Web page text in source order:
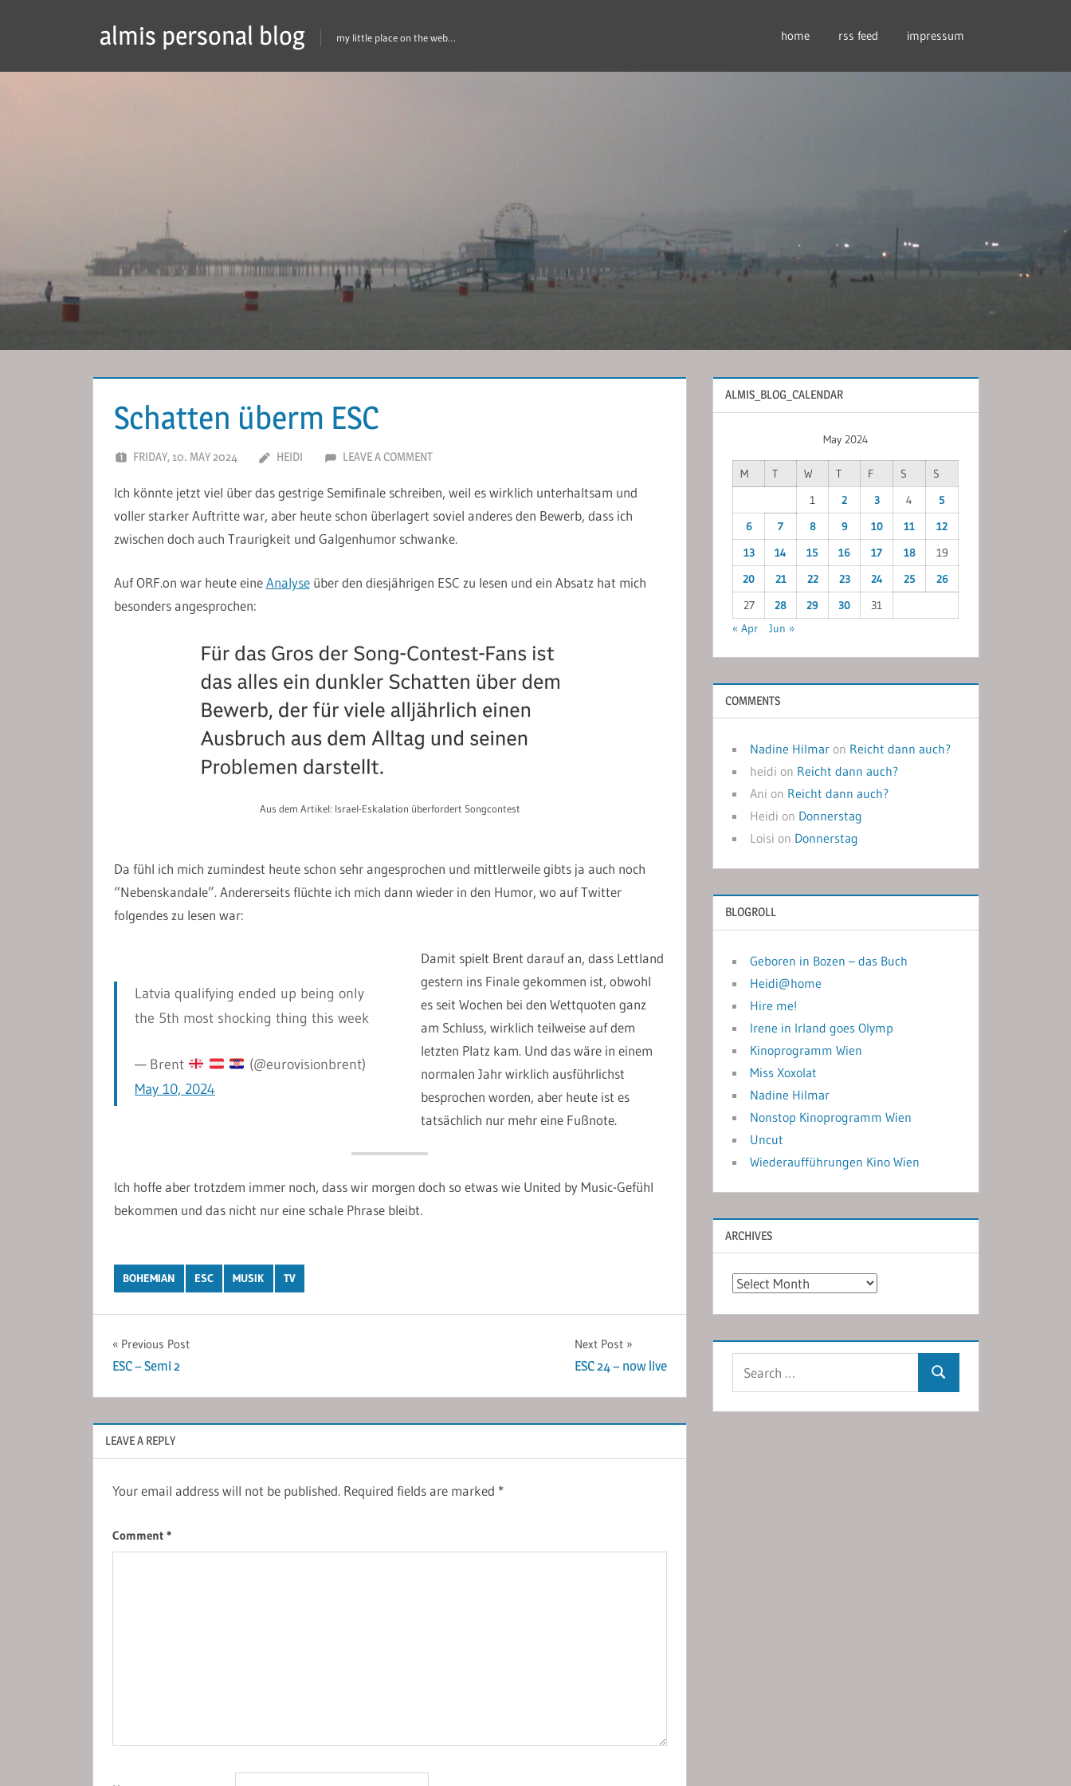
almis personal blog my little place on the web… home rss feed impressum
Schatten überm ESC
FRIDAY, 10. MAY 2024 HEIDI LEAVE A COMMENT
Ich könnte jetzt viel über das gestrige Semifinale schreiben, weil es wirklich unterhaltsam und
voller starker Auftritte war, aber heute schon überlagert soviel anderes den Bewerb, dass ich
zwischen doch auch Traurigkeit und Galgenhumor schwanke.
Auf ORF.on war heute eineAnalyseüber den diesjährigen ESC zu lesen und ein Absatz hat mich
besonders angesprochen:
Aus dem Artikel: Israel-Eskalation überfordert Songcontest
Da fühl ich mich zumindest heute schon sehr angesprochen und mittlerweile gibts ja auch noch
“Nebenskandale”. Andererseits flüchte ich mich dann wieder in den Humor, wo auf Twitter
folgendes zu lesen war:
Latvia qualifying ended up being only
the 5th most shocking thing this week
— Brent
(@eurovisionbrent)
May 10, 2024
Damit spielt Brent darauf an, dass Lettland
gestern ins Finale gekommen ist, obwohl
es seit Wochen bei den Wettquoten ganz
am Schluss, wirklich teilweise auf dem
letzten Platz kam. Und das wäre in einem
normalen Jahr wirklich ausführlichst
besprochen worden, aber heute ist es
tatsächlich nur mehr eine Fußnote.
Ich hoffe aber trotzdem immer noch, dass wir morgen doch so etwas wie United by Music-Gefühl
bekommen und das nicht nur eine schale Phrase bleibt.
BOHEMIAN ESC MUSIK TV
Post
navigation
Previous Post
ESC – Semi 2
Next Post
ESC 24 – now live
LEAVE A REPLY
Your email address will not be published. Required fields are marked *
Comment *
ALMIS_BLOG_CALENDAR
May 2024
M T W T F S
S
1
2 3 4
5
6
7 8 9 10 11
12
13
14 15 16 17 18
19
20
21 22 23 24 25
26
27
28 29 30
31
« Apr
Jun »
COMMENTS
Nadine Hilmar on Reicht dann auch?
heidi on Reicht dann auch?
Ani on Reicht dann auch?
Heidi on Donnerstag
Loisi on Donnerstag
BLOGROLL
Geboren in Bozen – das Buch
Heidi@home
Hire me!
Irene in Irland goes Olymp
Kinoprogramm Wien
Miss Xoxolat
Nadine Hilmar
Nonstop Kinoprogramm Wien
Uncut
Wiederaufführungen Kino Wien
ARCHIVES
Archives
Search